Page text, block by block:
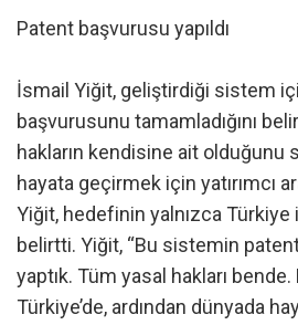
Patent başvurusu yapıldı
İsmail Yiğit, geliştirdiği sistem
başvurusunu tamamladığını
hakların kendisine ait olduğunu
hayata geçirmek için yatırımcı
Yiğit, hedefinin yalnızca Türkiye
belirtti. Yiğit, “Bu sistemin
yaptık. Tüm yasal hakları
Türkiye’de, ardından dünyada